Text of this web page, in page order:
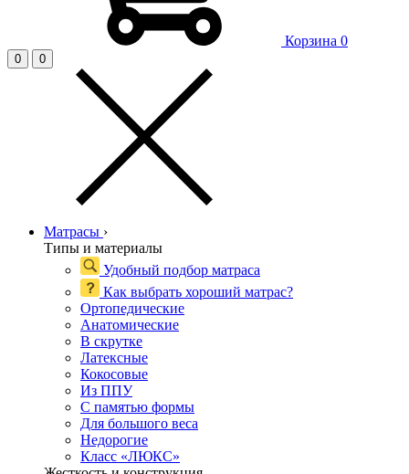
Корзина 0
0 0
Матрасы ›
Типы и материалы
Удобный подбор матраса
Как выбрать хороший матрас?
Ортопедические
Анатомические
В скрутке
Латексные
Кокосовые
Из ППУ
С памятью формы
Для большого веса
Недорогие
Класс «ЛЮКС»